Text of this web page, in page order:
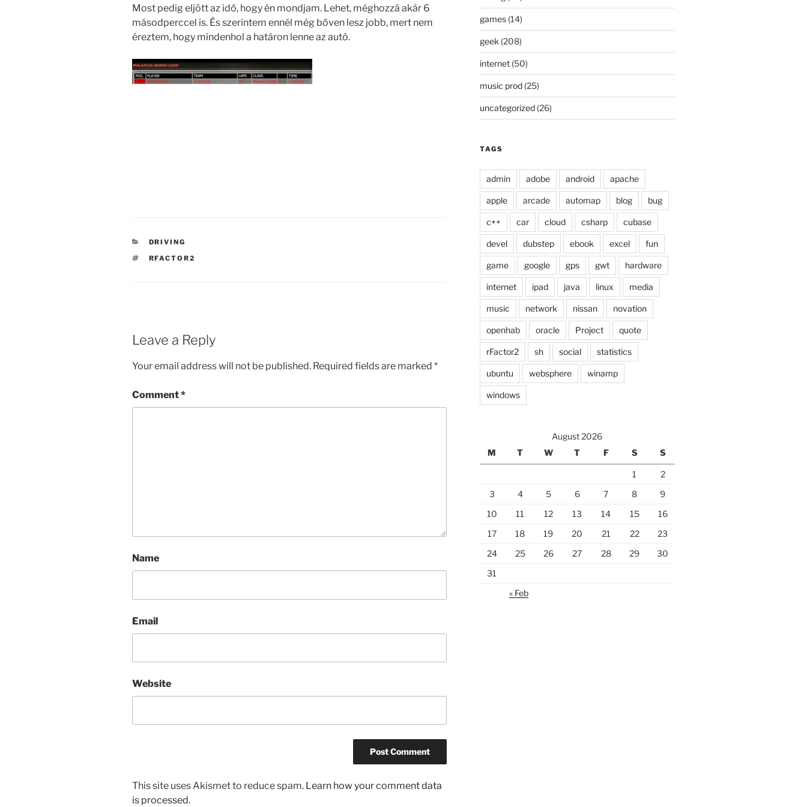
Most pedig eljött az idő, hogy én mondjam. Lehet, méghozzá akár 6
másodperccel is. És szerintem ennél még bőven lesz jobb, mert nem
éreztem, hogy mindenhol a határon lenne az autó.
CATEGORIES
DRIVING
TAGS
RFACTOR2
Leave a Reply
Your email address will not be published. Required fields are marked *
Comment*
Name
Email
Website
This site uses Akismet to reduce spam. Learn how your comment data
is processed.
games(14)
geek (208)
internet(50)
music prod(25)
uncategorized(26)
TAGS
admin adobe android apache
apple arcade automap blog bug
c++ car cloud csharp cubase
devel dubstep ebook excel fun
game google gps gwt hardware
internet ipad java linux media
music network nissan novation
openhab oracle Project quote
rFactor2 sh social statistics
ubuntu websphere winamp
windows
August 2026
M
T W T F S S
1
2
3
4 5 6 7 8
9
10
11 12 13 14 15
16
17
18 19 20 21 22
23
24
25 26 27 28 29
30
31
« Feb